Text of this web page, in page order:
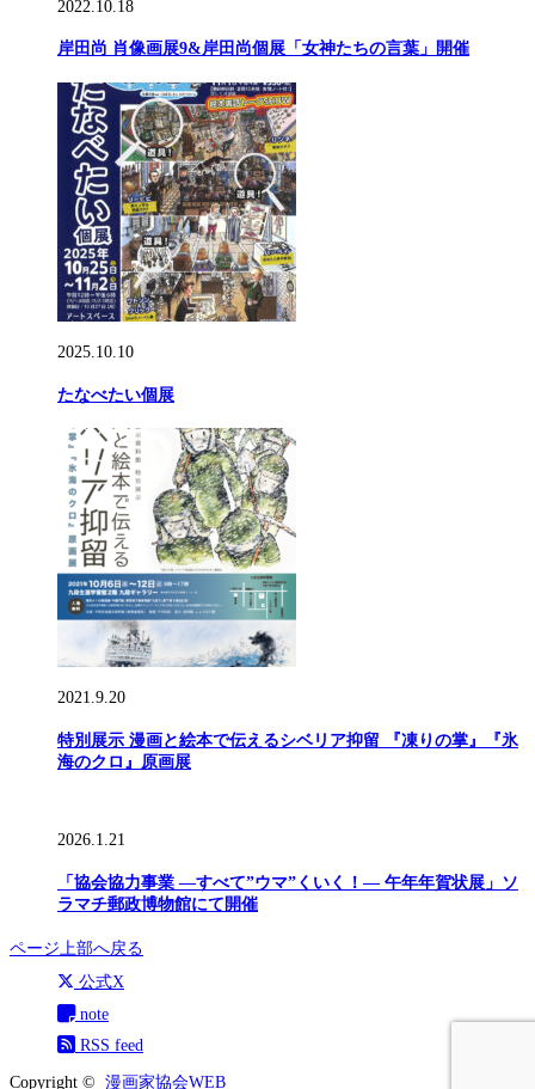
2022.10.18
岸田尚 肖像画展9&岸田尚個展「女神たちの言葉」開催
2025.10.10
たなべたい個展
2021.9.20
特別展示 漫画と絵本で伝えるシベリア抑留 『凍りの掌』『氷
海のクロ』原画展
2026.1.21
「協会協力事業 ―すべて”ウマ”くいく！― 午年年賀状展」ソ
ラマチ郵政博物館にて開催
ページ上部へ戻る
公式X
note
RSS feed
Copyright © 漫画家協会WEB